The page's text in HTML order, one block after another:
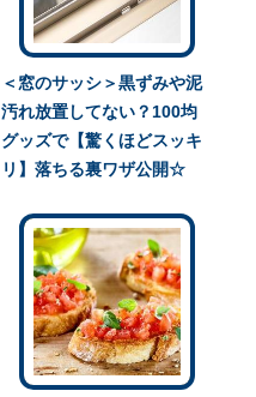
＜窓のサッシ＞黒ずみや泥
汚れ放置してない？100均
グッズで【驚くほどスッキ
リ】落ちる裏ワザ公開☆